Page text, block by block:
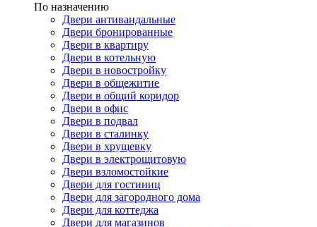
По назначению
Двери антивандальные
Двери бронированные
Двери в квартиру
Двери в котельную
Двери в новостройку
Двери в общежитие
Двери в общий коридор
Двери в офис
Двери в подвал
Двери в сталинку
Двери в хрущевку
Двери в электрощитовую
Двери взломостойкие
Двери для гостиниц
Двери для загородного дома
Двери для коттеджа
Двери для магазинов